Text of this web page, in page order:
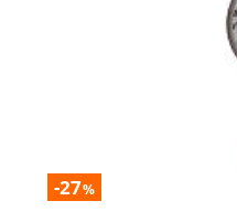
-27%